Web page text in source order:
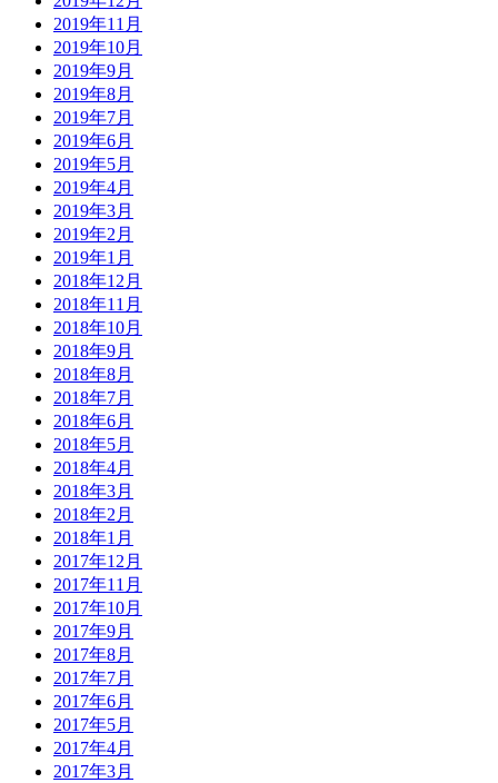
2019年11月
2019年10月
2019年9月
2019年8月
2019年7月
2019年6月
2019年5月
2019年4月
2019年3月
2019年2月
2019年1月
2018年12月
2018年11月
2018年10月
2018年9月
2018年8月
2018年7月
2018年6月
2018年5月
2018年4月
2018年3月
2018年2月
2018年1月
2017年12月
2017年11月
2017年10月
2017年9月
2017年8月
2017年7月
2017年6月
2017年5月
2017年4月
2017年3月